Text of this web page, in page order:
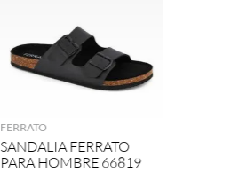
AGREGAR
FERRATO
SANDALIA FERRATO
PARA HOMBRE 66819